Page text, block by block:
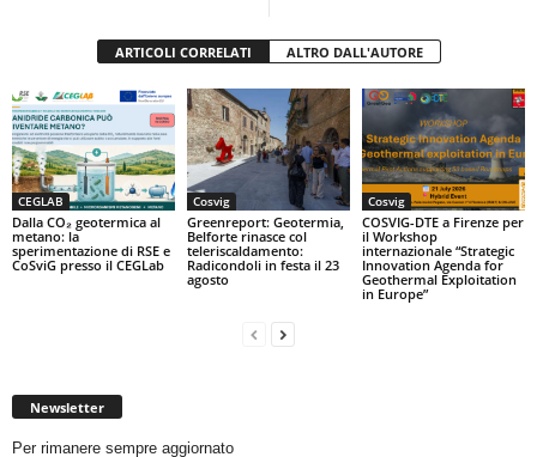
ARTICOLI CORRELATI ALTRO DALL'AUTORE
CEGLAB
Dalla CO₂ geotermica al
metano: la
sperimentazione di RSE e
CoSviG presso il CEGLab
Cosvig
Greenreport: Geotermia,
Belforte rinasce col
teleriscaldamento:
Radicondoli in festa il 23
agosto
Cosvig
COSVIG-DTE a Firenze per
il Workshop
internazionale “Strategic
Innovation Agenda for
Geothermal Exploitation
in Europe”
Newsletter
Per rimanere sempre aggiornato